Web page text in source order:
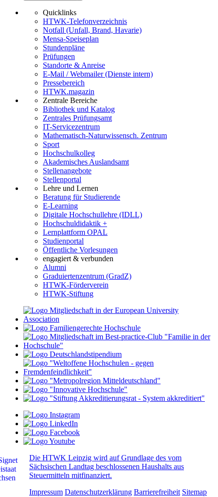
Quicklinks
HTWK-Telefonverzeichnis
Notfall (Unfall, Brand, Havarie)
Mensa-Speiseplan
Stundenpläne
Prüfungen
Standorte & Anreise
E-Mail / Webmailer (Dienste intern)
Pressebereich
HTWK.magazin
Zentrale Bereiche
Bibliothek und Katalog
Zentrales Prüfungsamt
IT-Servicezentrum
Mathematisch-Naturwissensch. Zentrum
Sport
Hochschulkolleg
Akademisches Auslandsamt
Stellenangebote
Stellenportal
Lehre und Lernen
Beratung für Studierende
E-Learning
Digitale Hochschullehre (IDLL)
Hochschuldidaktik +
Lernplattform OPAL
Studienportal
Öffentliche Vorlesungen
engagiert & verbunden
Alumni
Graduiertenzentrum (GradZ)
HTWK-Förderverein
HTWK-Stiftung
Die HTWK Leipzig wird auf Grundlage des vom
Sächsischen Landtag beschlossenen Haushalts aus
Steuermitteln mitfinanziert.
Impressum Datenschutzerklärung Barrierefreiheit Sitemap